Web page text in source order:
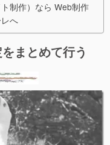
制作）なら Web制作
へ
まとめて行う